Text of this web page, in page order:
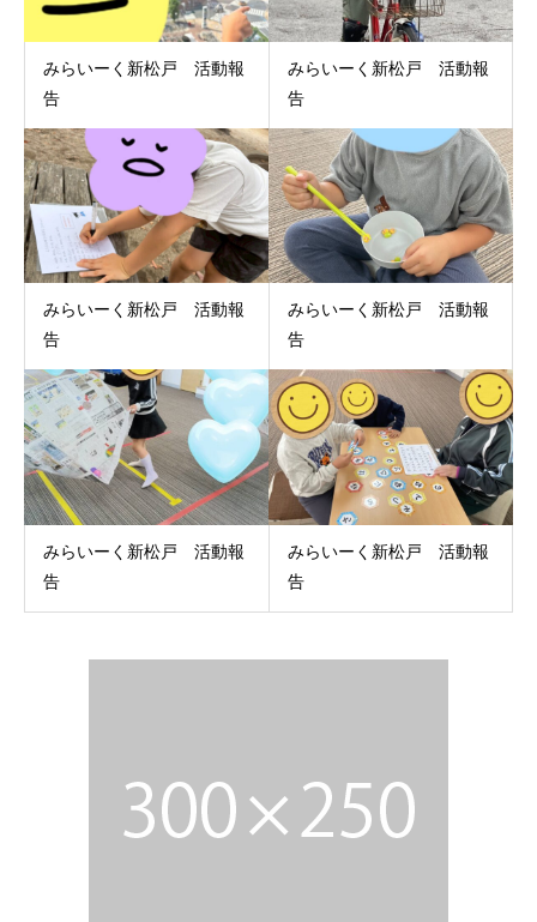
みらいーく新松戸 活動報
告
みらいーく新松戸 活動報
告
みらいーく新松戸 活動報
告
みらいーく新松戸 活動報
告
みらいーく新松戸 活動報
告
みらいーく新松戸 活動報
告